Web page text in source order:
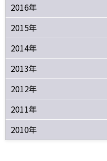
2016年
2015年
2014年
2013年
2012年
2011年
2010年